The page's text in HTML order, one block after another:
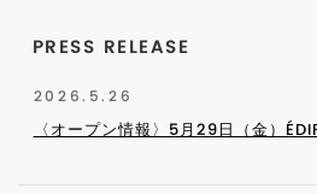
PRESS RELEASE
2026.5.26
〈オープン情報〉5月29日（金）